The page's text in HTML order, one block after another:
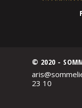
© 2020 -
23 10